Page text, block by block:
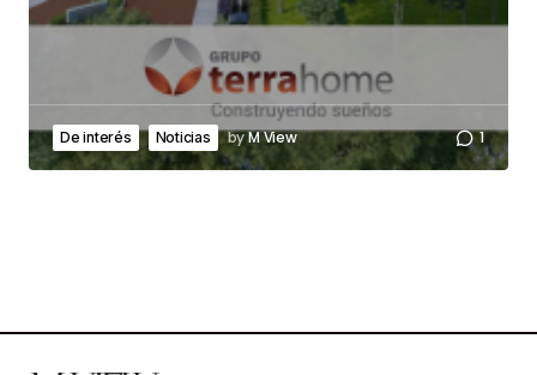
De interés Noticias byM View 1